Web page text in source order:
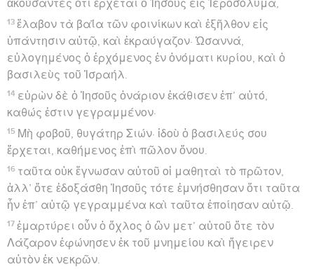
ἀκούσαντες ὅτι ἔρχεται ὁ Ἰησοῦς εἰς Ἱεροσόλυμα,
13 ἔλαβον τὰ βαΐα τῶν φοινίκων καὶ ἐξῆλθον εἰς
ὑπάντησιν αὐτῷ, καὶ ἐκραύγαζον· Ὡσαννά,
εὐλογημένος ὁ ἐρχόμενος ἐν ὀνόματι κυρίου, καὶ ὁ
βασιλεὺς τοῦ Ἰσραήλ.
14 εὑρὼν δὲ ὁ Ἰησοῦς ὀνάριον ἐκάθισεν ἐπ’ αὐτό,
καθώς ἐστιν γεγραμμένον·
15 Μὴ φοβοῦ, θυγάτηρ Σιών· ἰδοὺ ὁ βασιλεύς σου
ἔρχεται, καθήμενος ἐπὶ πῶλον ὄνου.
16 ταῦτα οὐκ ἔγνωσαν αὐτοῦ οἱ μαθηταὶ τὸ πρῶτον,
ἀλλ’ ὅτε ἐδοξάσθη Ἰησοῦς τότε ἐμνήσθησαν ὅτι ταῦτα
ἦν ἐπ’ αὐτῷ γεγραμμένα καὶ ταῦτα ἐποίησαν αὐτῷ.
17 ἐμαρτύρει οὖν ὁ ὄχλος ὁ ὢν μετ’ αὐτοῦ ὅτε τὸν
Λάζαρον ἐφώνησεν ἐκ τοῦ μνημείου καὶ ἤγειρεν
αὐτὸν ἐκ νεκρῶν.